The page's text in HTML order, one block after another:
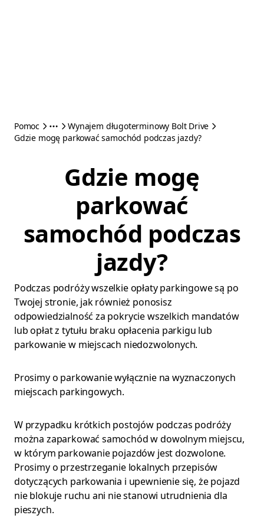
Pomoc
Wynajem długoterminowy Bolt Drive
Gdzie mogę parkować samochód podczas jazdy?
Gdzie mogę
parkować
samochód podczas
jazdy?
Podczas podróży wszelkie opłaty parkingowe są po
Twojej stronie, jak również ponosisz
odpowiedzialność za pokrycie wszelkich mandatów
lub opłat z tytułu braku opłacenia parkigu lub
parkowanie w miejscach niedozwolonych.
Prosimy o parkowanie wyłącznie na wyznaczonych
miejscach parkingowych.
W przypadku krótkich postojów podczas podróży
można zaparkować samochód w dowolnym miejscu,
w którym parkowanie pojazdów jest dozwolone.
Prosimy o przestrzeganie lokalnych przepisów
dotyczących parkowania i upewnienie się, że pojazd
nie blokuje ruchu ani nie stanowi utrudnienia dla
pieszych.